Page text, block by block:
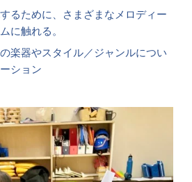
るために、さまざまなメロディー
に触れる。
楽器やスタイル／ジャンルについ
ション